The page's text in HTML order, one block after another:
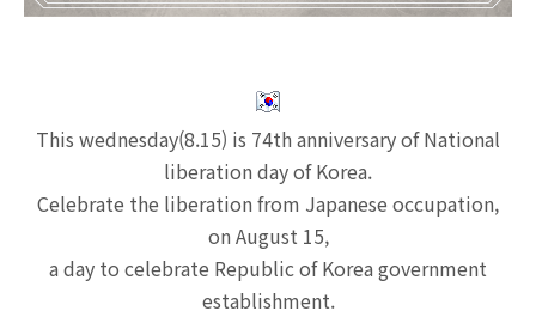
This wednesday(8.15) is 74th anniversary of National
liberation day of Korea.
Celebrate the liberation from Japanese occupation,
on August 15,
a day to celebrate Republic of Korea government
establishment.